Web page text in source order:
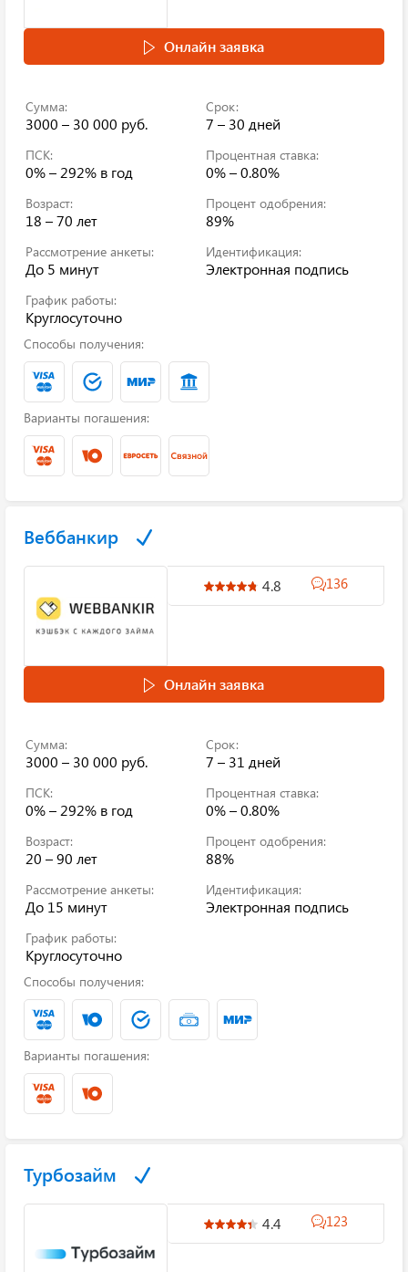
Онлайн заявка
Сумма:
3000 – 30 000 руб.
Срок:
7 – 30 дней
ПСК:
0% – 292% в год
Процентная ставка:
0% – 0.80%
Возраст:
18 – 70 лет
Процент одобрения:
89%
Рассмотрение анкеты:
До 5 минут
Идентификация:
Электронная подпись
График работы:
Круглосуточно
Способы получения:
Варианты погашения:
Веббанкир
4.8 136
Онлайн заявка
Сумма:
3000 – 30 000 руб.
Срок:
7 – 31 дней
ПСК:
0% – 292% в год
Процентная ставка:
0% – 0.80%
Возраст:
20 – 90 лет
Процент одобрения:
88%
Рассмотрение анкеты:
До 15 минут
Идентификация:
Электронная подпись
График работы:
Круглосуточно
Способы получения:
Варианты погашения:
Турбозайм
4.4 123